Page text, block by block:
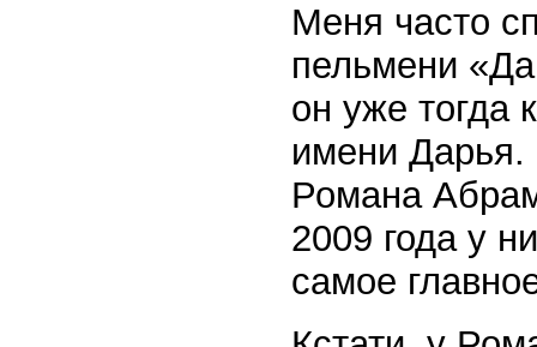
Меня часто
пельмени
он уже тогда
имени Дарья.
Романа
2009 года у
самое